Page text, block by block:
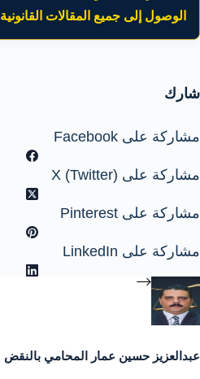
الوصول إلى جميع المقالات القانونية
شارك
مشاركة على Facebook
مشاركة على X (Twitter)
مشاركة على Pinterest
مشاركة على LinkedIn
عبدالعزيز حسين عمار المحامي بالنقض